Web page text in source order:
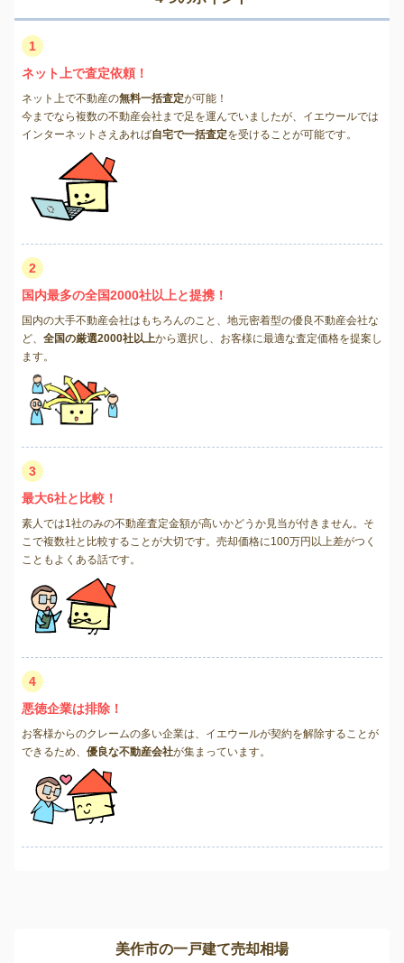
1
ネット上で査定依頼！
ネット上で不動産の無料一括査定が可能！
今までなら複数の不動産会社まで足を運んでいましたが、イエウールでは
インターネットさえあれば自宅で一括査定を受けることが可能です。
2
国内最多の全国2000社以上と提携！
国内の大手不動産会社はもちろんのこと、地元密着型の優良不動産会社な
ど、 全国の厳選2000社以上から選択し、お客様に最適な査定価格を提案し
ます。
3
最大6社と比較！
素人では1社のみの不動産査定金額が高いかどうか見当が付きません。そ
こで複数社と比較することが大切です。売却価格に100万円以上差がつく
こともよくある話です。
4
悪徳企業は排除！
お客様からのクレームの多い企業は、イエウールが契約を解除することが
できるため、 優良な不動産会社が集まっています。
美作市の一戸建て売却相場